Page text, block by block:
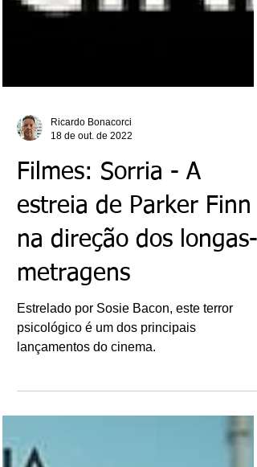
Ricardo Bonacorci
18 de out. de 2022
Filmes: Sorria - A
estreia de Parker Finn
na direção dos longas-
metragens
Estrelado por Sosie Bacon, este terror
lançamentos do cinema.